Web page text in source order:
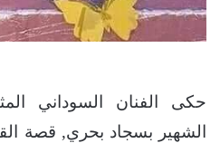
حكى الفنان السوداني
الشهير بسجاد بحري, قصة